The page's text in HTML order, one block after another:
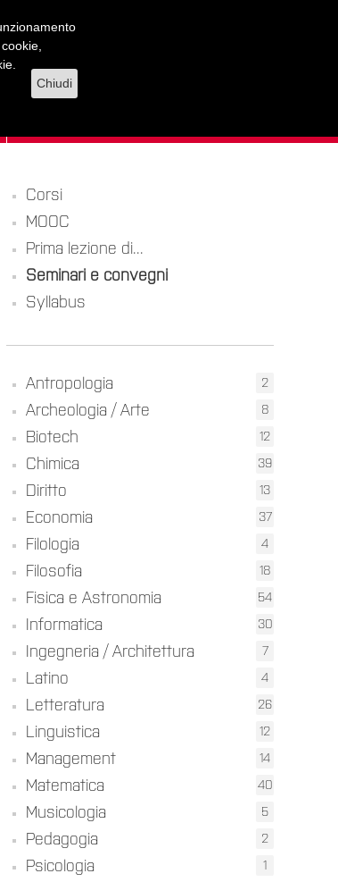
Chiudi
Corsi
MOOC
Prima lezione di...
Seminari e convegni
Syllabus
Antropologia 2
Archeologia / Arte 8
Biotech 12
Chimica 39
Diritto 13
Economia 37
Filologia 4
Filosofia 18
Fisica e Astronomia 54
Informatica 30
Ingegneria / Architettura 7
Latino 4
Letteratura 26
Linguistica 12
Management 14
Matematica 40
Musicologia 5
Pedagogia 2
Psicologia 1